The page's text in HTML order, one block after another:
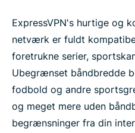
ExpressVPN's hurtige og
netværk er fuldt
foretrukne serier,
Ubegrænset båndbredde
fodbold og andre
og meget mere uden
begrænsninger fra din